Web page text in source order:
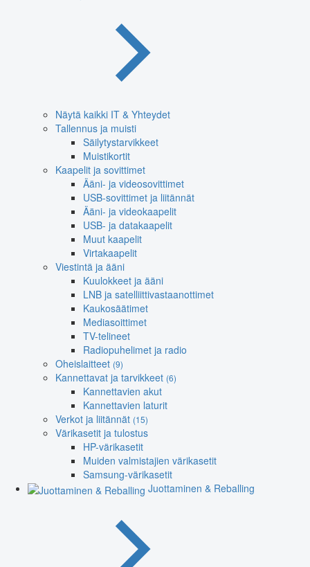
Näytä kaikki IT & Yhteydet
Tallennus ja muisti
Säilytystarvikkeet
Muistikortit
Kaapelit ja sovittimet
Ääni- ja videosovittimet
USB-sovittimet ja liitännät
Ääni- ja videokaapelit
USB- ja datakaapelit
Muut kaapelit
Virtakaapelit
Viestintä ja ääni
Kuulokkeet ja ääni
LNB ja satelliittivastaanottimet
Kaukosäätimet
Mediasoittimet
TV-telineet
Radiopuhelimet ja radio
Oheislaitteet (9)
Kannettavat ja tarvikkeet (6)
Kannettavien akut
Kannettavien laturit
Verkot ja liitännät (15)
Värikasetit ja tulostus
HP-värikasetit
Muiden valmistajien värikasetit
Samsung-värikasetit
Juottaminen & Reballing